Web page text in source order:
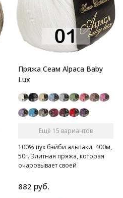
Пряжа Сеам Alpaca Baby
Lux
Ещё 15 вариантов
100% пух бэйби альпаки, 400м,
50г. Элитная пряжа, которая
очаровывает своей
необычайной мягкостью,
нежностью и превосходным
качеством.
882 руб.